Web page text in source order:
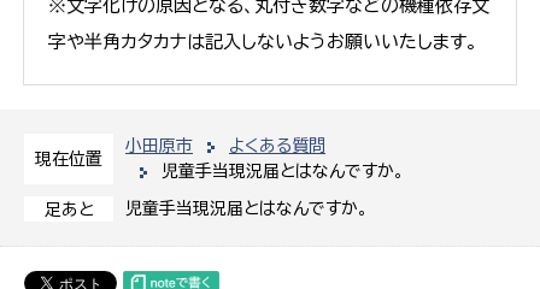
現在位置
小田原市
よくある質問
児童手当現況届とはなんですか。
足あと 児童手当現況届とはなんですか。
※文字化けの原因となる、丸付き数字などの機種依存文
字や半角カタカナは記入しないようお願いいたします。